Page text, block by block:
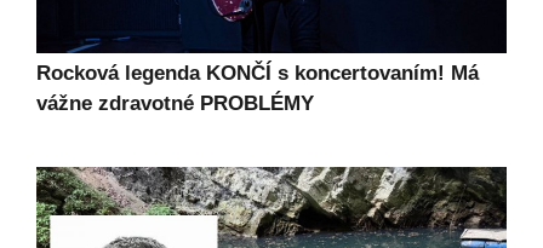
Rocková legenda KONČÍ s koncertovaním! Má
vážne zdravotné PROBLÉMY